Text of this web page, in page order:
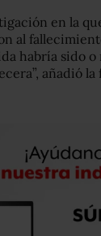
en la
al
habría sido
añadió